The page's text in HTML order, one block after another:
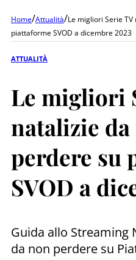
Home/Attualità/Le migliori Serie
piattaforme SVOD a dicembre 2023
ATTUALITÀ
Le migliori
natalizie
perdere su
SVOD a
Guida allo Streaming
da non perdere su